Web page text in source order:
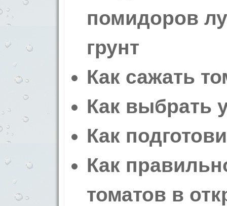
помидоров
грунт
Как сажать
Как выбрать
Как
Как
томатов в